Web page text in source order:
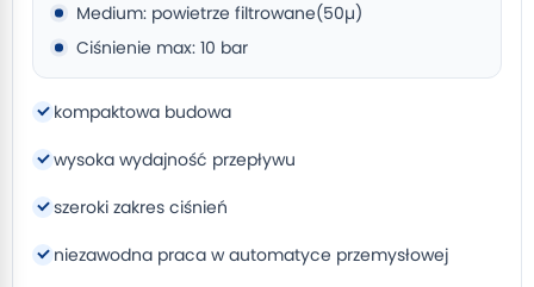
Medium: powietrze filtrowane(50µ)
Ciśnienie max: 10 bar
kompaktowa budowa
wysoka wydajność przepływu
szeroki zakres ciśnień
niezawodna praca w automatyce przemysłowej